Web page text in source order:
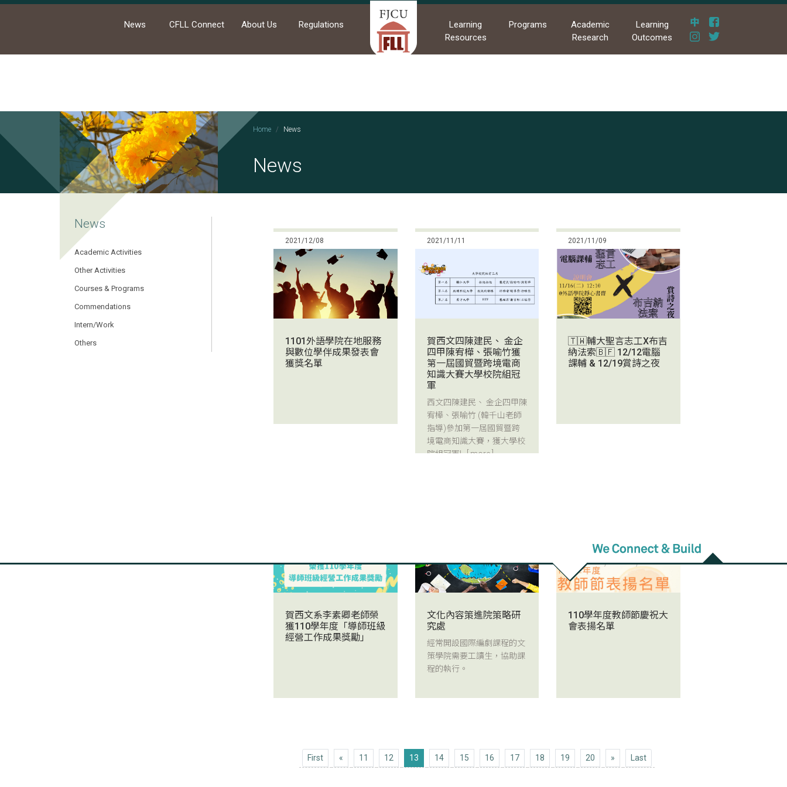
News CFLL Connect About Us Regulations
Learning
Resources
Programs
Academic
Research
Learning
Outcomes
Home News
News
News
Academic Activities
Other Activities
Courses & Programs
Commendations
Intern/Work
Others
2021/12/08
1101外語學院在地服務
與數位學伴成果發表會
獲獎名單
2021/11/11
賀西文四陳建民、 金企
四甲陳宥樺、張喻竹獲
第一屆國貿暨跨境電商
知識大賽大學校院組冠
軍
西文四陳建民、 金企四甲陳
宥樺、張喻竹 (韓千山老師
指導)參加第一屆國貿暨跨
境電商知識大賽，獲大學校
院組冠軍!...[ more ]
2021/11/09
🇹🇼輔大聖言志工X布吉
納法索🇧🇫 12/12電腦
課輔 & 12/19賞詩之夜
賀西文系李素卿老師榮
獲110學年度「導師班級
經營工作成果獎勵」
文化內容策進院策略研
究處
經常開設國際編劇課程的文
策學院需要工讀生，協助課
程的執行。
110學年度教師節慶祝大
會表揚名單
FirstFirst « Previous 10
11 12 13 14 15 16 17 18 19 20 » Next 10
LastLast